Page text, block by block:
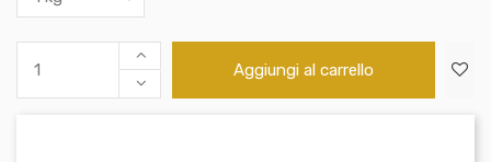
Aggiungi al carrello